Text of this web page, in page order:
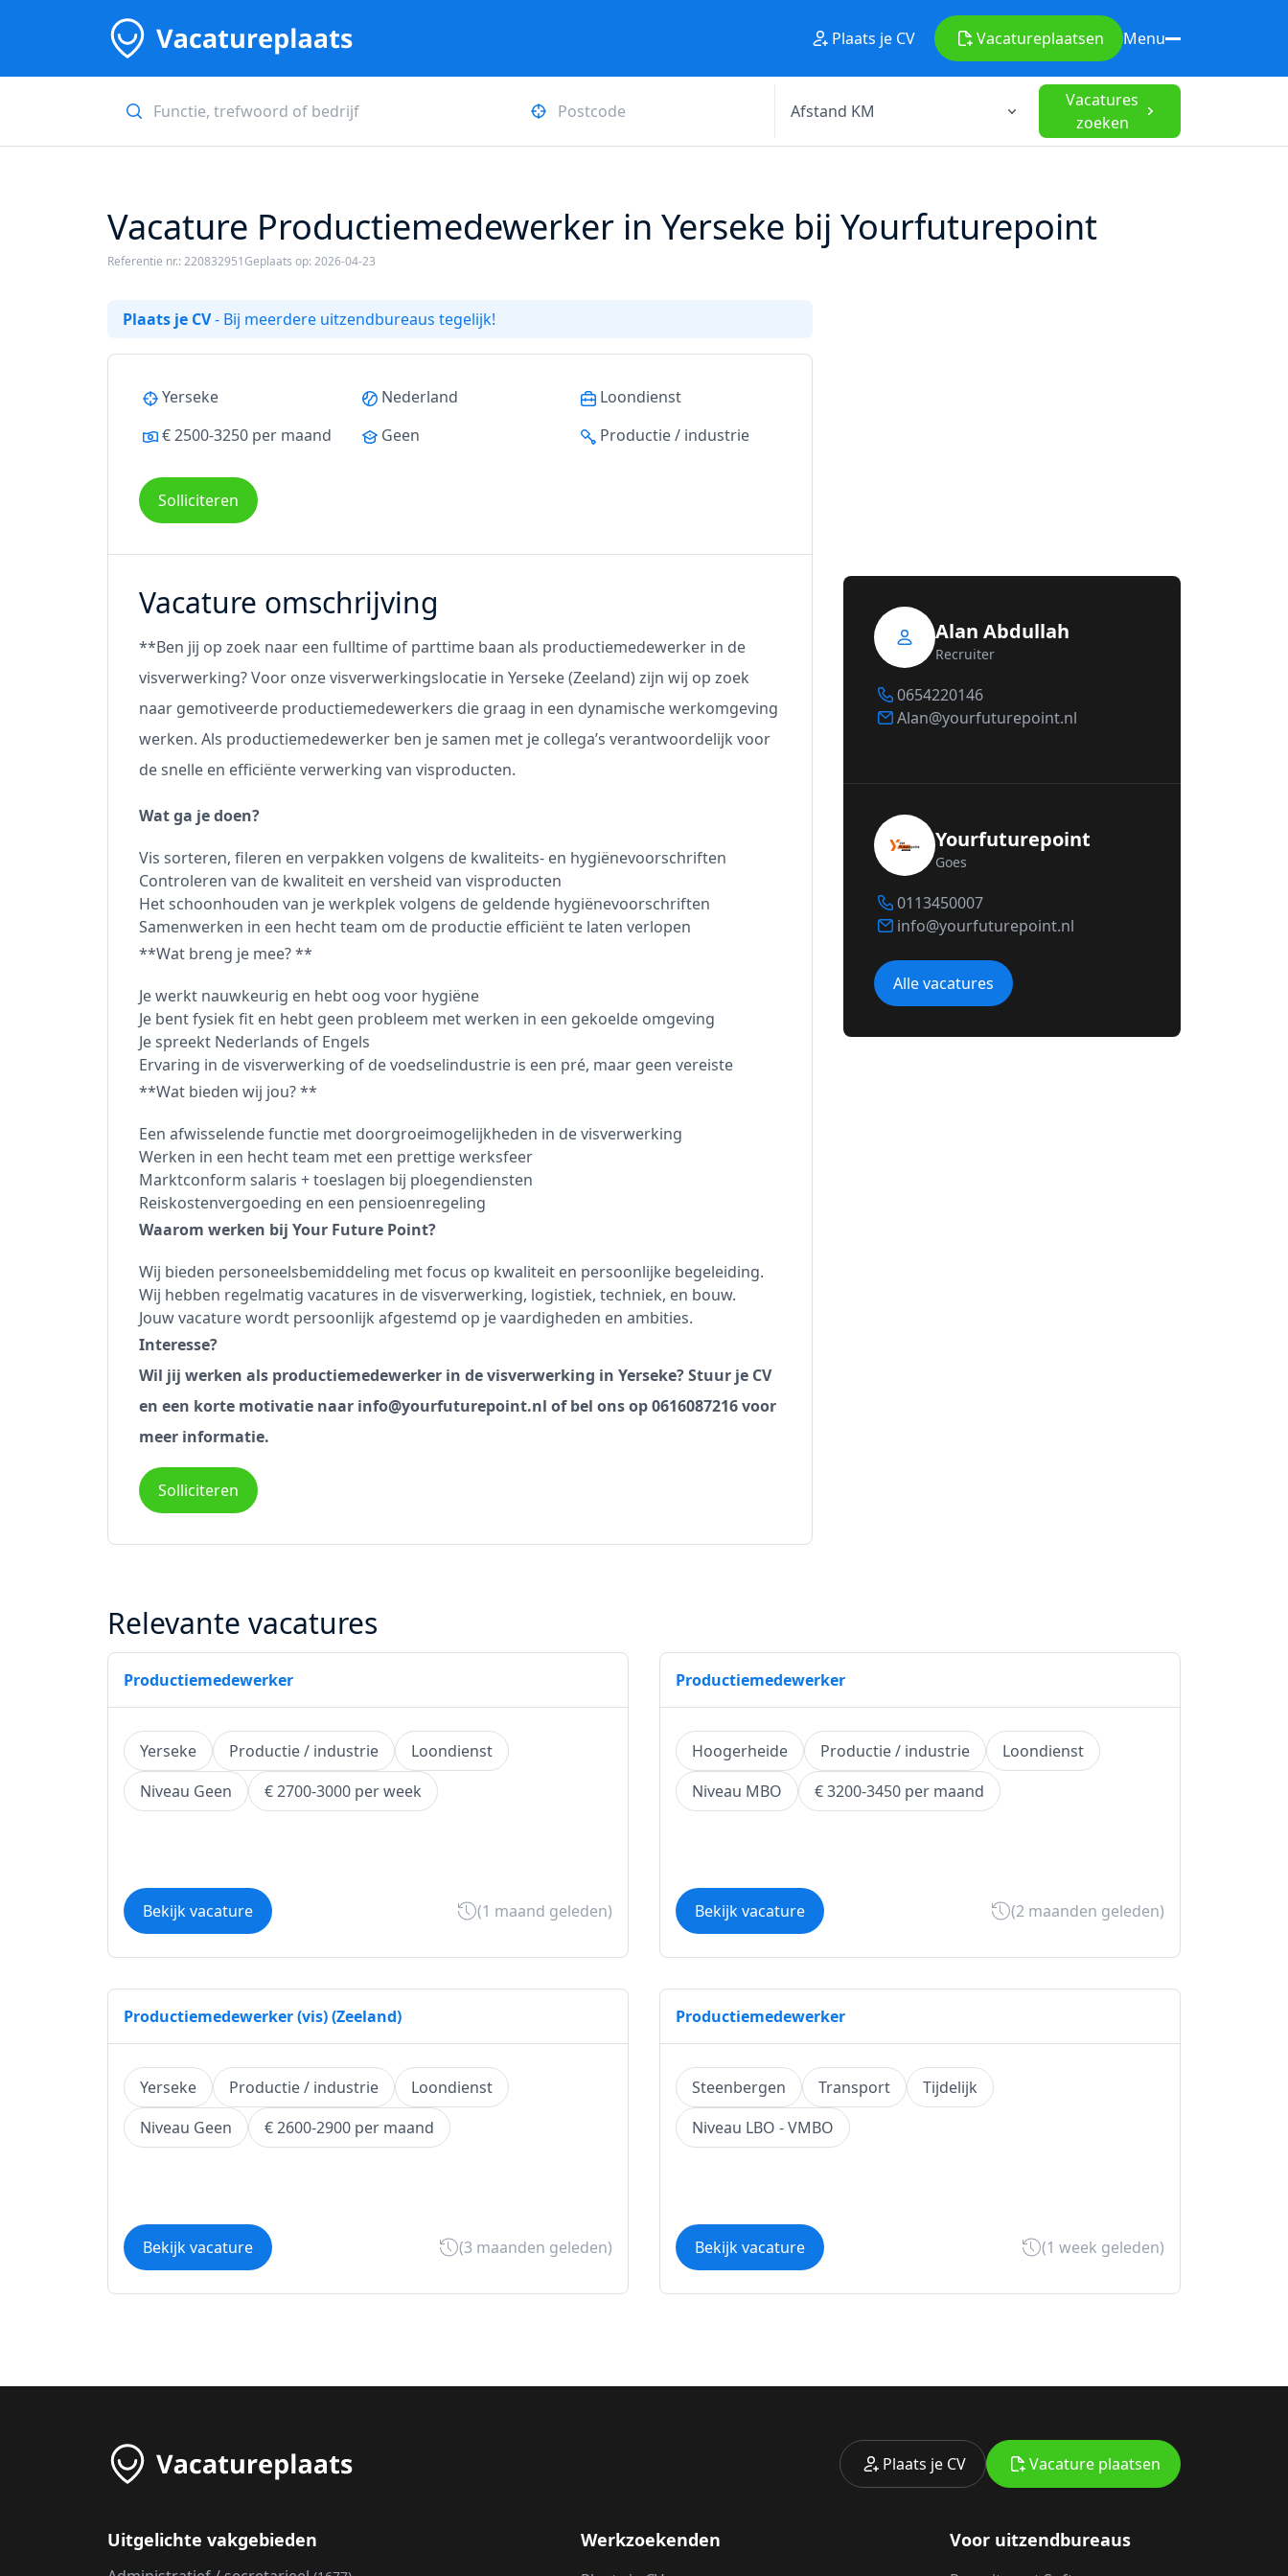
Plaats je CV Vacatureplaatsen Menu
Vacatures
zoeken
Vacature Productiemedewerker in Yerseke bij Yourfuturepoint
Referentie nr.: 220832951Geplaats op: 2026-04-23
Plaats je CV- Bij meerdere uitzendbureaus tegelijk!
Yerseke Nederland
Loondienst
€ 2500-3250 per maand
Geen Productie / industrie
Solliciteren
Vacature omschrijving
**Ben jij op zoek naar een fulltime of parttime baan als productiemedewerker in de
visverwerking? Voor onze visverwerkingslocatie in Yerseke (Zeeland) zijn wij op zoek
naar gemotiveerde productiemedewerkers die graag in een dynamische werkomgeving
werken. Als productiemedewerker ben je samen met je collega’s verantwoordelijk voor
de snelle en efficiënte verwerking van visproducten.
Wat ga je doen?
Vis sorteren, fileren en verpakken volgens de kwaliteits- en hygiënevoorschriften
Controleren van de kwaliteit en versheid van visproducten
Het schoonhouden van je werkplek volgens de geldende hygiënevoorschriften
Samenwerken in een hecht team om de productie efficiënt te laten verlopen
**Wat breng je mee? **
Je werkt nauwkeurig en hebt oog voor hygiëne
Je bent fysiek fit en hebt geen probleem met werken in een gekoelde omgeving
Je spreekt Nederlands of Engels
Ervaring in de visverwerking of de voedselindustrie is een pré, maar geen vereiste
**Wat bieden wij jou? **
Een afwisselende functie met doorgroeimogelijkheden in de visverwerking
Werken in een hecht team met een prettige werksfeer
Marktconform salaris + toeslagen bij ploegendiensten
Reiskostenvergoeding en een pensioenregeling
Waarom werken bij Your Future Point?
Wij bieden personeelsbemiddeling met focus op kwaliteit en persoonlijke begeleiding.
Wij hebben regelmatig vacatures in de visverwerking, logistiek, techniek, en bouw.
Jouw vacature wordt persoonlijk afgestemd op je vaardigheden en ambities.
Interesse?
Wil jij werken als productiemedewerker in de visverwerking in Yerseke? Stuur je CV
en een korte motivatie naar info@yourfuturepoint.nl of bel ons op 0616087216 voor
meer informatie.
Solliciteren
Alan Abdullah
Recruiter
0654220146
Alan@yourfuturepoint.nl
Yourfuturepoint
Goes
0113450007
info@yourfuturepoint.nl
Alle vacatures
Relevante vacatures
Productiemedewerker
Yerseke Productie / industrie
Loondienst
Niveau Geen
€ 2700-3000 per week
Bekijk vacature (1 maand geleden)
Productiemedewerker
Hoogerheide Productie / industrie
Loondienst
Niveau MBO
€ 3200-3450 per maand
Bekijk vacature (2 maanden geleden)
Productiemedewerker (vis) (Zeeland)
Yerseke Productie / industrie
Loondienst
Niveau Geen
€ 2600-2900 per maand
Bekijk vacature (3 maanden geleden)
Productiemedewerker
Steenbergen Transport
Tijdelijk
Niveau LBO - VMBO
Bekijk vacature (1 week geleden)
Plaats je CV Vacature plaatsen
Uitgelichte vakgebieden Werkzoekenden Voor uitzendbureaus